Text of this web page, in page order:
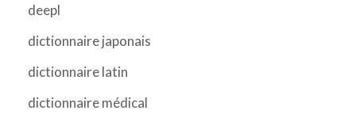
deepl
dictionnaire japonais
dictionnaire latin
dictionnaire médical